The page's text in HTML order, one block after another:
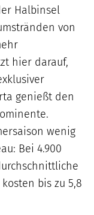
Halbinsel
von
hier darauf,
genießt den
wenig
Bei 4.900
bis zu 5,8